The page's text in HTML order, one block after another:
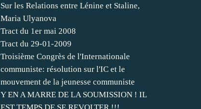
Sur les Relations entre Lénine et Staline,
Maria Ulyanova
Tract du 1er mai 2008
Tract du 29-01-2009
Troisième Congrès de l'Internationale
communiste: résolution sur l'IC et le
mouvement de la jeunesse communiste
Y EN A MARRE DE LA SOUMISSION ! IL